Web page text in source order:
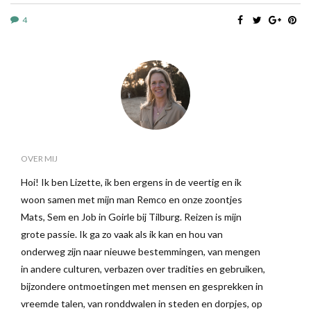
4
OVER MIJ
Hoi! Ik ben Lizette, ik ben ergens in de veertig en ik
woon samen met mijn man Remco en onze zoontjes
Mats, Sem en Job in Goirle bij Tilburg. Reizen is mijn
grote passie. Ik ga zo vaak als ik kan en hou van
onderweg zijn naar nieuwe bestemmingen, van mengen
in andere culturen, verbazen over tradities en gebruiken,
bijzondere ontmoetingen met mensen en gesprekken in
vreemde talen, van ronddwalen in steden en dorpjes, op